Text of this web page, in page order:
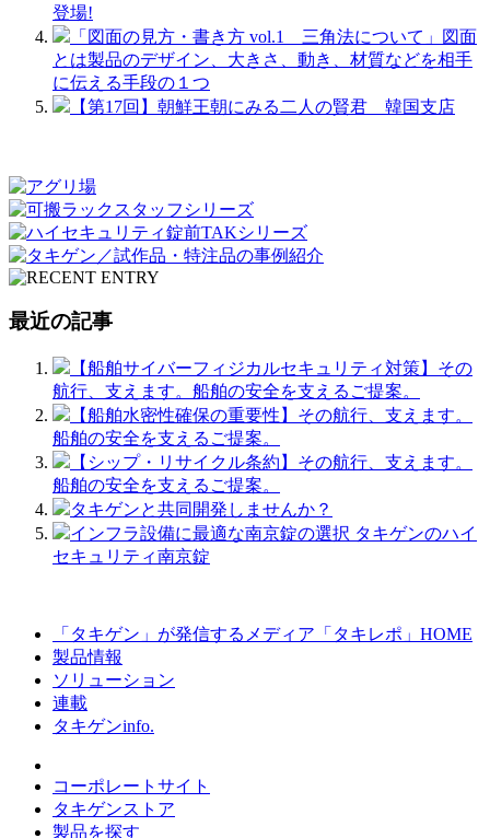
登場!
「図面の見方・書き方 vol.1 三角法について」図面
とは製品のデザイン、大きさ、動き、材質などを相手
に伝える手段の１つ
【第17回】朝鮮王朝にみる二人の賢君 韓国支店
最近の記事
【船舶サイバーフィジカルセキュリティ対策】その
航行、支えます。船舶の安全を支えるご提案。
【船舶水密性確保の重要性】その航行、支えます。
船舶の安全を支えるご提案。
【シップ・リサイクル条約】その航行、支えます。
船舶の安全を支えるご提案。
タキゲンと共同開発しませんか？
インフラ設備に最適な南京錠の選択 タキゲンのハイ
セキュリティ南京錠
「タキゲン」が発信するメディア「タキレポ」HOME
製品情報
ソリューション
連載
タキゲンinfo.
コーポレートサイト
タキゲンストア
製品を探す